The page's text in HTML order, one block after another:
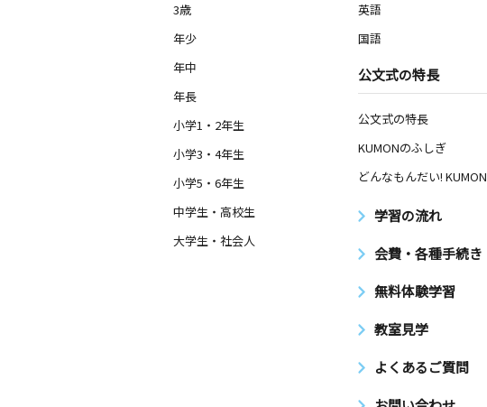
3歳
年少
年中
年長
小学1・2年生
小学3・4年生
小学5・6年生
中学生・高校生
大学生・社会人
英語
国語
公文式の特長
公文式の特長
KUMONのふしぎ
どんなもんだい! KUMON
学習の流れ
会費・各種手続き
無料体験学習
教室見学
よくあるご質問